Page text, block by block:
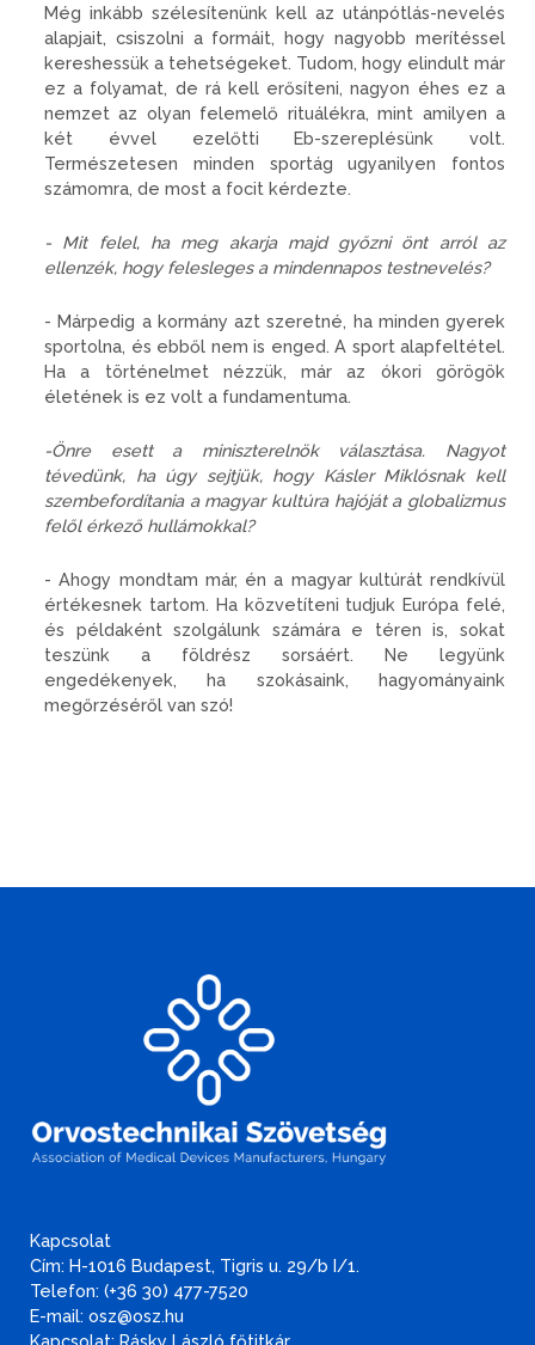
Még inkább szélesítenünk kell az utánpótlás-nevelés
alapjait, csiszolni a formáit, hogy nagyobb merítéssel
kereshessük a tehetségeket. Tudom, hogy elindult már
ez a folyamat, de rá kell erősíteni, nagyon éhes ez a
nemzet az olyan felemelő rituálékra, mint amilyen a
két évvel ezelőtti Eb-szereplésünk volt.
Természetesen minden sportág ugyanilyen fontos
számomra, de most a focit kérdezte.
- Mit felel, ha meg akarja majd győzni önt arról az
ellenzék, hogy felesleges a mindennapos testnevelés?
- Márpedig a kormány azt szeretné, ha minden gyerek
sportolna, és ebből nem is enged. A sport alapfeltétel.
Ha a történelmet nézzük, már az ókori görögök
életének is ez volt a fundamentuma.
-Önre esett a miniszterelnök választása. Nagyot
tévedünk, ha úgy sejtjük, hogy Kásler Miklósnak kell
szembefordítania a magyar kultúra hajóját a globalizmus
felől érkező hullámokkal?
- Ahogy mondtam már, én a magyar kultúrát rendkívül
értékesnek tartom. Ha közvetíteni tudjuk Európa felé,
és példaként szolgálunk számára e téren is, sokat
teszünk a földrész sorsáért. Ne legyünk
engedékenyek, ha szokásaink, hagyományaink
megőrzéséről van szó!
Kapcsolat
Cím: H-1016 Budapest, Tigris u. 29/b I/1.
Telefon: (+36 30) 477-7520
E-mail: osz@osz.hu
Kapcsolat: Rásky László főtitkár